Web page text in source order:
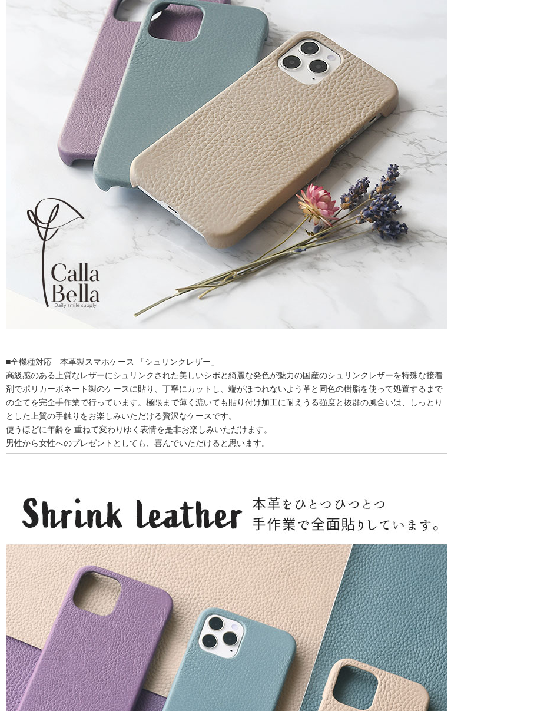
■全機種対応 本革製スマホケース 「シュリンクレザー」
高級感のある上質なレザーにシュリンクされた美しいシボと綺麗な発色が魅力の国産のシュリンクレザーを特殊な接着
剤でポリカーボネート製のケースに貼り、丁寧にカットし、端がほつれないよう革と同色の樹脂を使って処置するまで
の全てを完全手作業で行っています。極限まで薄く漉いても貼り付け加工に耐えうる強度と抜群の風合いは、しっとり
とした上質の手触りをお楽しみいただける贅沢なケースです。
使うほどに年齢を 重ねて変わりゆく表情を是非お楽しみいただけます。
男性から女性へのプレゼントとしても、喜んでいただけると思います。